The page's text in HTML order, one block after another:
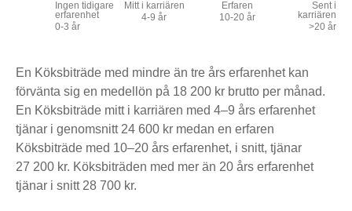
Ingen tidigare
erfarenhet
0-3 år
Mitt i karriären
4-9 år
Erfaren
10-20 år
Sent i
karriären
>20 år
En Köksbiträde med mindre än tre års erfarenhet kan
förvänta sig en medellön på 18 200 kr brutto per månad.
En Köksbiträde mitt i karriären med 4–9 års erfarenhet
tjänar i genomsnitt 24 600 kr medan en erfaren
Köksbiträde med 10–20 års erfarenhet, i snitt, tjänar
27 200 kr. Köksbiträden med mer än 20 års erfarenhet
tjänar i snitt 28 700 kr.